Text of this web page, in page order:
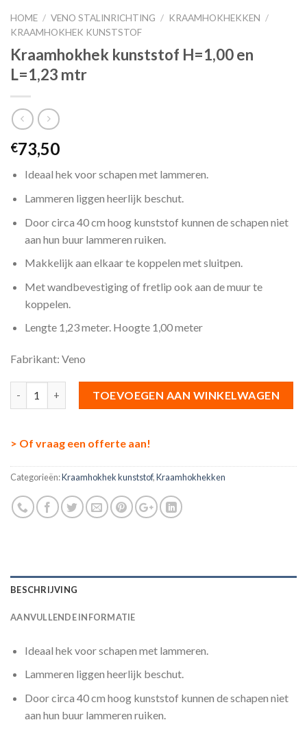
HOME / VENO STALINRICHTING / KRAAMHOKHEKKEN /
KRAAMHOKHEK KUNSTSTOF
Kraamhokhek kunststof H=1,00 en
L=1,23 mtr
€73,50
Ideaal hek voor schapen met lammeren.
Lammeren liggen heerlijk beschut.
Door circa 40 cm hoog kunststof kunnen de schapen niet
aan hun buur lammeren ruiken.
Makkelijk aan elkaar te koppelen met sluitpen.
Met wandbevestiging of fretlip ook aan de muur te
koppelen.
Lengte 1,23 meter. Hoogte 1,00 meter
Fabrikant: Veno
TOEVOEGEN AAN WINKELWAGEN
> Of vraag een offerte aan!
Categorieën:Kraamhokhek kunststof,Kraamhokhekken
BESCHRIJVING
AANVULLENDE INFORMATIE
Ideaal hek voor schapen met lammeren.
Lammeren liggen heerlijk beschut.
Door circa 40 cm hoog kunststof kunnen de schapen niet
aan hun buur lammeren ruiken.